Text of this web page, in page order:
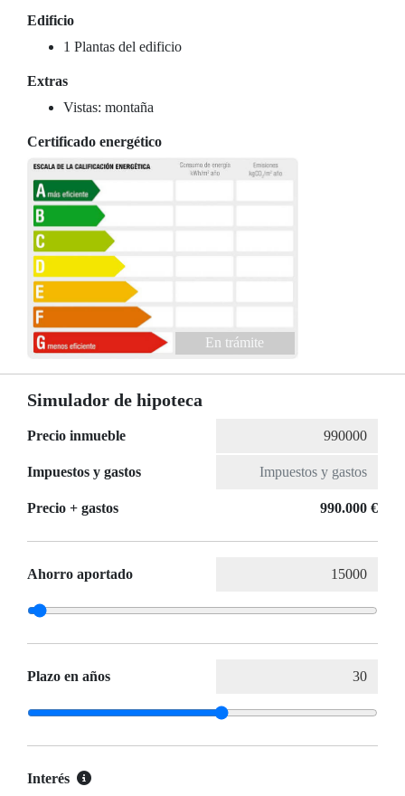
Edificio
1 Plantas del edificio
Extras
Vistas: montaña
Certificado energético
En trámite
Simulador de hipoteca
Precio inmueble
Impuestos y gastos
Precio + gastos 990.000 €
Ahorro aportado
Plazo en años
Interés